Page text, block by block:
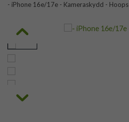
- iPhone 16e/17e - Kameraskydd - Hoops